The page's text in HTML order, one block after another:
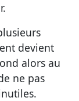
devient
alors au
ne pas